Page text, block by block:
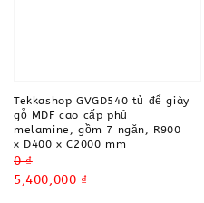
Tekkashop GVGD540 tủ để giày
gỗ MDF cao cấp phủ
melamine, gồm 7 ngăn, R900
x D400 x C2000 mm
Regular
price
0 ₫
Sale
5,400,000 ₫